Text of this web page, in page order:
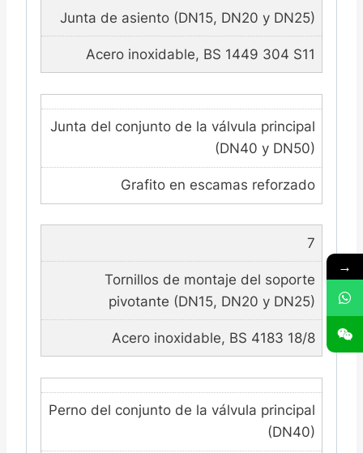
Junta de asiento (DN15, DN20 y DN25)
Acero inoxidable, BS 1449 304 S11
Junta del conjunto de la válvula principal
(DN40 y DN50)
Grafito en escamas reforzado
7
Tornillos de montaje del soporte
pivotante (DN15, DN20 y DN25)
Acero inoxidable, BS 4183 18/8
Perno del conjunto de la válvula principal
(DN40)
→